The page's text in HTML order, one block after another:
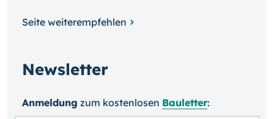
Seite weiterempfehlen
Newsletter
Anmeldung zum kosten­losen Bauletter: